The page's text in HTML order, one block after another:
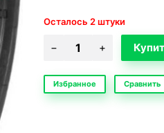
Осталось 2 штуки
Избранное Сравнить